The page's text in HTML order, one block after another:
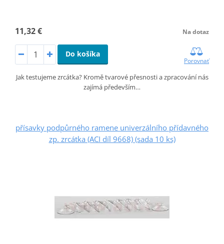
11,32 € Na dotaz
Do košíka
Porovnať
Jak testujeme zrcátka? Kromě tvarové přesnosti a zpracování nás
zajímá především…
přísavky podpůrného ramene univerzálního přídavného
zp. zrcátka (ACI díl 9668) (sada 10 ks)